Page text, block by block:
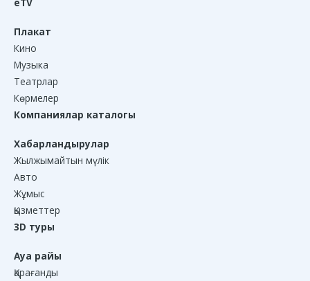
Плакат
Кино
Музыка
Театрлар
Көрмелер
Компаниялар каталогы
Хабарландырулар
Жылжымайтын мүлік
Авто
Жұмыс
Қызметтер
3D туры
Ауа райы
Қарағанды